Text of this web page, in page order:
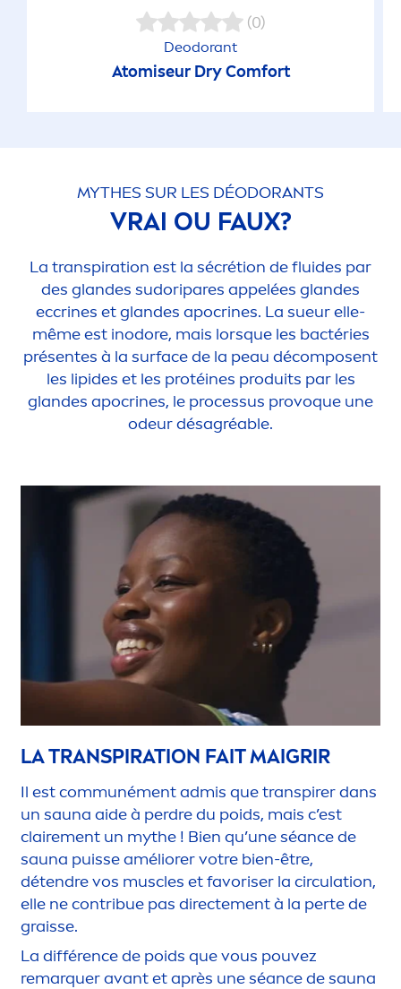
(0)
Deodorant
Atomiseur Dry Comfort
MYTHES SUR LES DÉODORANTS
VRAI OU FAUX?
La transpiration est la sécrétion de fluides par
des glandes sudoripares appelées glandes
eccrines et glandes apocrines. La sueur elle-
même est inodore, mais lorsque les bactéries
présentes à la surface de la peau décomposent
les lipides et les protéines produits par les
glandes apocrines, le processus provoque une
odeur désagréable.
LA TRANSPIRATION FAIT MAIGRIR
Il est communément admis que transpirer dans
un sauna aide à perdre du poids, mais c’est
clairement un mythe ! Bien qu’une séance de
sauna puisse améliorer votre bien-être,
détendre vos muscles et favoriser la circulation,
elle ne contribue pas directement à la perte de
graisse.
La différence de poids que vous pouvez
remarquer avant et après une séance de sauna